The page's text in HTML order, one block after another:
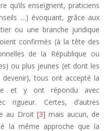
qu’ils enseignent, praticiens
…) évoquant, grâce aux
ou une branche juridique
confirmés (à la tête des
de la République ou
ou plus jeunes (et dont les
tous ont accepté la
et y ont répondu avec
rigueur. Certes, d’autres
au Droit [3] mais aucun, de
la même approche que la